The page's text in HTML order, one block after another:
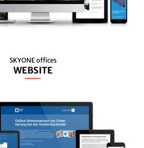
SKYONE offices
WEBSITE